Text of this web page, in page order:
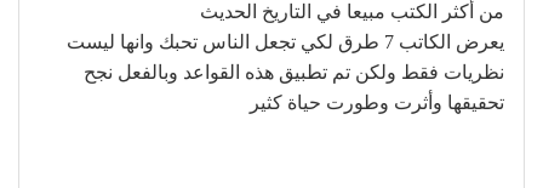
من أكثر الكتب مبيعا في التاريخ الحديث
يعرض الكاتب 7 طرق لكي تجعل الناس تحبك وانها ليست
نظريات فقط ولكن تم تطبيق هذه القواعد وبالفعل نجح
تحقيقها وأثرت وطورت حياة كثير